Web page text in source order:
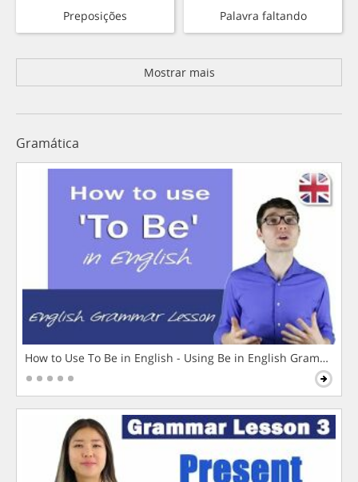
Preposições Palavra faltando
Mostrar mais
Gramática
How to Use To Be in English - Using Be in English Grammar